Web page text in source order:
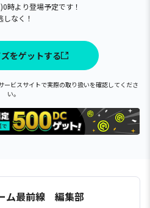
時より登場予定です！
なく！
をゲットする
ビスサイトで実際の取り扱いを確認してくださ
い。
ム最前線 編集部